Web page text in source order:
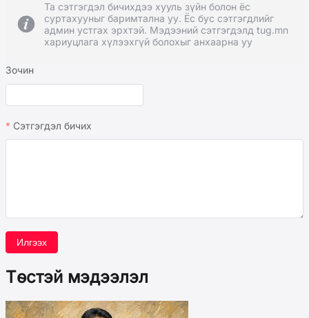
Та сэтгэгдэл бичихдээ хууль зүйн болон ёс
суртахууныг баримтална уу. Ёс бус сэтгэгдлийг
админ устгах эрхтэй. Мэдээний сэтгэгдэлд tug.mn
хариуцлага хүлээхгүй болохыг анхаарна уу
Зочин
Сэтгэгдэл бичих
Илгээх
Төстэй мэдээлэл